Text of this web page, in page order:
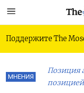
Поддержите The
МНЕНИЯ
Позиция